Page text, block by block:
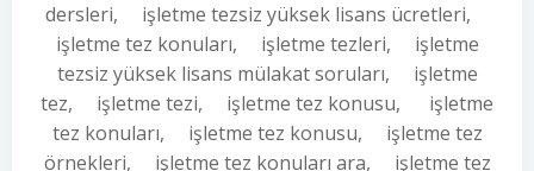
dersleri, işletme tezsiz yüksek lisans ücretleri,
işletme tez konuları, işletme tezleri, işletme
tezsiz yüksek lisans mülakat soruları, işletme
tez, işletme tezi, işletme tez konusu, işletme
tez konuları, işletme tez konusu, işletme tez
örnekleri, işletme tez konuları ara, işletme tez